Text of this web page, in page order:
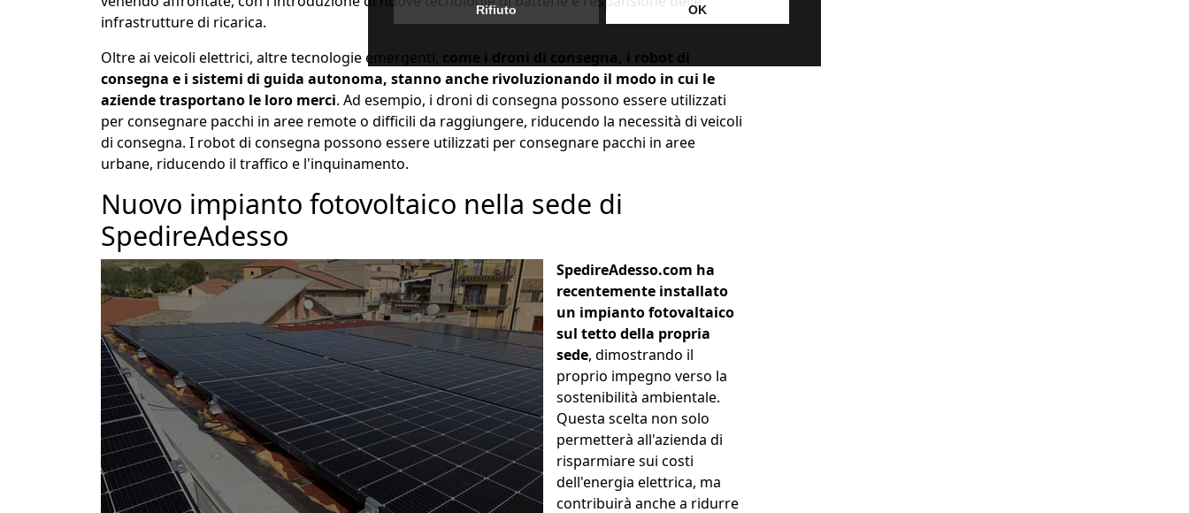
infrastrutture di ricarica.
Oltre ai veicoli elettrici, altre tecnologie emergenti, come i droni di consegna, i robot di
consegna e i sistemi di guida autonoma, stanno anche rivoluzionando il modo in cui le
aziende trasportano le loro merci. Ad esempio, i droni di consegna possono essere utilizzati
per consegnare pacchi in aree remote o difficili da raggiungere, riducendo la necessità di veicoli
di consegna. I robot di consegna possono essere utilizzati per consegnare pacchi in aree
urbane, riducendo il traffico e l'inquinamento.
Nuovo impianto fotovoltaico nella sede di
SpedireAdesso
SpedireAdesso.com ha
recentemente installato
un impianto fotovaltaico
sul tetto della propria
sede, dimostrando il
proprio impegno verso la
sostenibilità ambientale.
Questa scelta non solo
permetterà all'azienda di
risparmiare sui costi
dell'energia elettrica, ma
contribuirà anche a ridurre